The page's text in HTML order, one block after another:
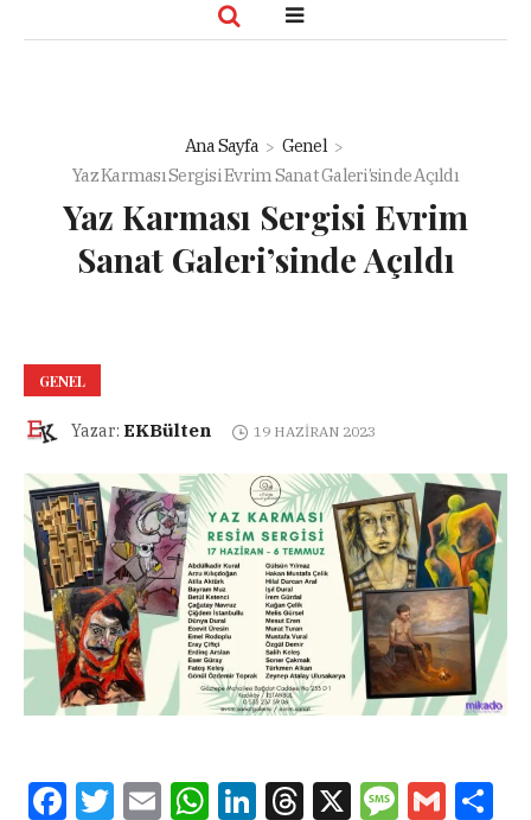
Ana Sayfa
Genel
Yaz Karması Sergisi Evrim Sanat Galeri’sinde Açıldı
Yaz Karması Sergisi Evrim
Sanat Galeri’sinde Açıldı
GENEL
Yazar: EKBülten 19 HAZIRAN 2023
FacebookTwitterEmail WhatsAppLinkedInThreads
X Message
Gmail